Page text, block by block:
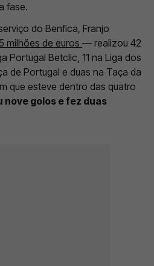
fase.
do Benfica, Franjo
milhões de euros — realizou 42
Portugal Betclic, 11 na Liga dos
de Portugal e duas na Taça da
que esteve dentro das quatro
golos e fez duas